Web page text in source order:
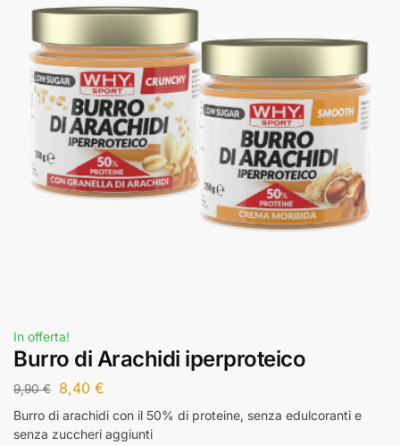
In offerta!
Burro di Arachidi iperproteico
9,90€ 8,40 €
Burro di arachidi con il 50% di proteine, senza edulcoranti e
senza zuccheri aggiunti